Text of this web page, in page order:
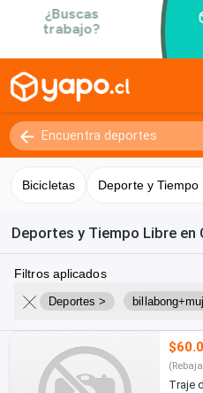
Bicicletas Deporte y Tiempo
Deportes y Tiempo Libre en
Filtros aplicados
Deportes >
Traje